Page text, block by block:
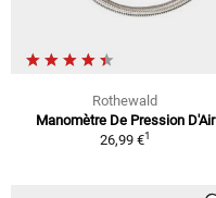
Rothewald
Manomètre De Pression D'Air
26,99 €1